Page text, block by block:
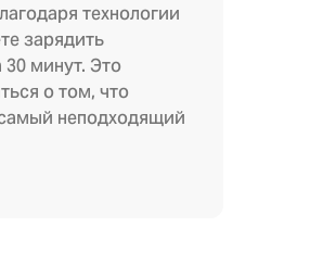
технологии
зарядить
минут. Это
о том, что
неподходящий